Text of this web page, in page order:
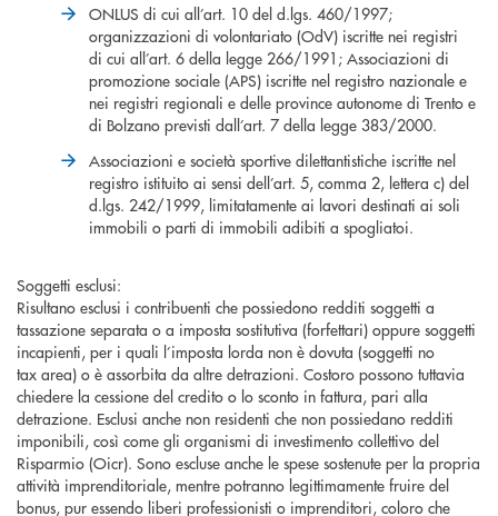
ONLUS di cui all’art. 10 del d.lgs. 460/1997;
organizzazioni di volontariato (OdV) iscritte nei registri
di cui all’art. 6 della legge 266/1991; Associazioni di
promozione sociale (APS) iscritte nel registro nazionale e
nei registri regionali e delle province autonome di Trento e
di Bolzano previsti dall’art. 7 della legge 383/2000.
Associazioni e società sportive dilettantistiche iscritte nel
registro istituito ai sensi dell’art. 5, comma 2, lettera c) del
d.lgs. 242/1999, limitatamente ai lavori destinati ai soli
immobili o parti di immobili adibiti a spogliatoi.
Soggetti esclusi:
Risultano esclusi i contribuenti che possiedono redditi soggetti a
tassazione separata o a imposta sostitutiva (forfettari) oppure soggetti
incapienti, per i quali l’imposta lorda non è dovuta (soggetti no
tax area) o è assorbita da altre detrazioni. Costoro possono tuttavia
chiedere la cessione del credito o lo sconto in fattura, pari alla
detrazione. Esclusi anche non residenti che non possiedano redditi
imponibili, così come gli organismi di investimento collettivo del
Risparmio (Oicr). Sono escluse anche le spese sostenute per la propria
attività imprenditoriale, mentre potranno legittimamente fruire del
bonus, pur essendo liberi professionisti o imprenditori, coloro che